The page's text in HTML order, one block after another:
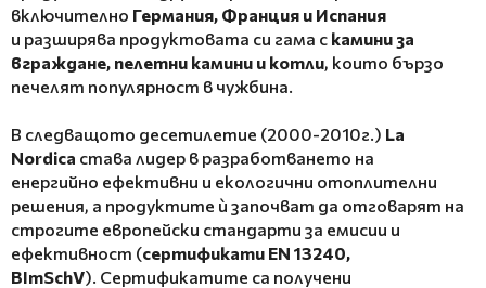
включително Германия, Франция и Испания
и разширява продуктовата си гама с камини за
вграждане, пелетни камини и котли, които бързо
печелят популярност в чужбина.
В следващото десетилетие (2000-2010г.) La
Nordica става лидер в разработването на
енергийно ефективни и екологични отоплителни
решения, а продуктите ѝ започват да отговарят на
строгите европейски стандарти за емисии и
ефективност (сертификати EN 13240,
BImSchV). Сертификатите са получени